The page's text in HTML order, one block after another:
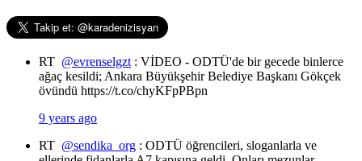
RT @evrenselgzt : VİDEO - ODTÜ'de bir gecede binlerce
ağaç kesildi; Ankara Büyükşehir Belediye Başkanı Gökçek
övündü https://t.co/chyKFpPBpn
9 years ago
RT @sendika_org : ODTÜ öğrencileri, sloganlarla ve